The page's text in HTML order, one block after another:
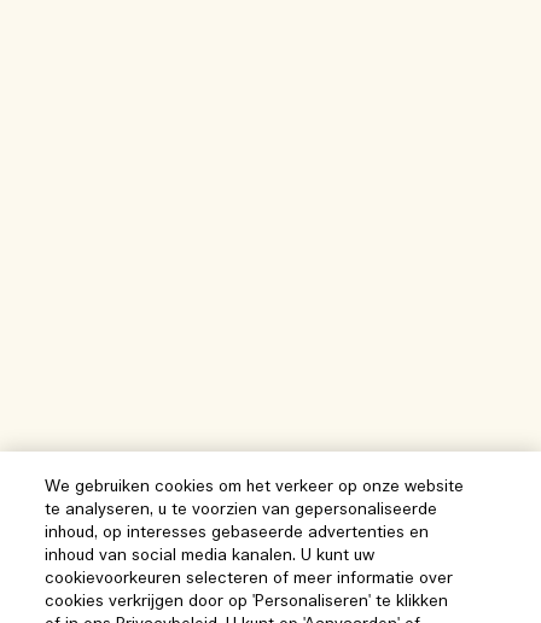
We gebruiken cookies om het verkeer op onze website
te analyseren, u te voorzien van gepersonaliseerde
inhoud, op interesses gebaseerde advertenties en
inhoud van social media kanalen. U kunt uw
cookievoorkeuren selecteren of meer informatie over
cookies verkrijgen door op 'Personaliseren' te klikken